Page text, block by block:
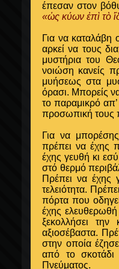
έπεσαν στον
«ὡς κύων ἐπὶ τὸ
Για να καταλάβη
αρκεί να τους
μυστήρια του
νοιώση κανείς
μυήσεως στα
όρασι. Μπορείς
το παραμικρό
προσωπική τους
Για να
πρέπει να έχης
έχης γευθή κι
στό θερμό
Πρέπει να έχης
τελειότητα.
πόρτα που
έχης
ξεκολλήσει
αξιοσέβαστα.
στην οποία
από το σκοτάδι
Πνεύματος.